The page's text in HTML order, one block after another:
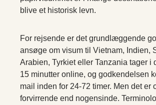
blive et historisk levn.
For rejsende er det grundlæggende
ansøge om visum til Vietnam, Indien,
Arabien, Tyrkiet eller Tanzania tager i
15 minutter online, og godkendelsen
mail inden for 24-72 timer. Men det er
forvirrende end nogensinde.